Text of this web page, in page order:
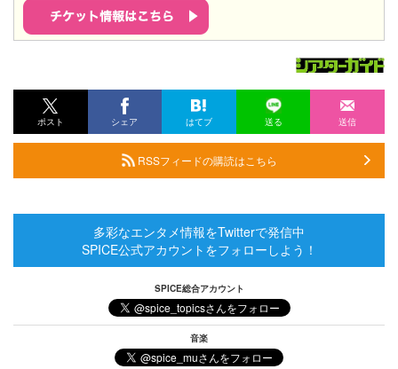
ポスト シェア はてブ 送る 送信
RSSフィードの購読はこちら
多彩なエンタメ情報をTwitterで発信中
SPICE公式アカウントをフォローしよう！
SPICE総合アカウント
音楽